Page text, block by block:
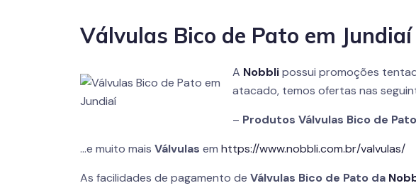
Válvulas Bico de Pato em Jundiaí
A Nobblipossui promoções
atacado, temos ofertas nas
– Produtos Válvulas Bico de Pato
…e muito maisVálvulasemhttps://www.nobbli.com.br/valvulas/
As facilidades de pagamento deVálvulas Bico de Pato da